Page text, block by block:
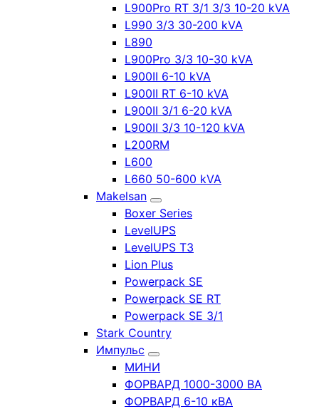
L900Pro RT 3/1 3/3 10-20 kVA
L990 3/3 30-200 kVA
L890
L900Pro 3/3 10-30 kVA
L900II 6-10 kVA
L900II RT 6-10 kVA
L900II 3/1 6-20 kVA
L900II 3/3 10-120 kVA
L200RM
L600
L660 50-600 kVA
Makelsan
Boxer Series
LevelUPS
LevelUPS T3
Lion Plus
Powerpack SE
Powerpack SE RT
Powerpack SE 3/1
Stark Country
Импульс
МИНИ
ФОРВАРД 1000-3000 ВА
ФОРВАРД 6-10 кВА